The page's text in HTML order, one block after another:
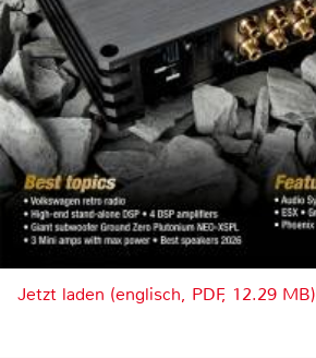
Jetzt laden (englisch, PDF, 12.29 MB)